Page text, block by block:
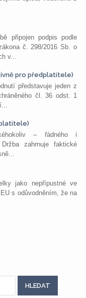
připojen podpis podle
č. 298/2016 Sb. o
v...
pro předplatitele)
představuje jeden z
čl. 36 odst. 1
– řádného i
zahrnuje faktické
jako nepřípustné ve
s odůvodněním, že na